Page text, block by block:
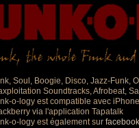
Soul, Boogie, Disco, Jazz-Funk,
Soundtracks, Afrobeat,
o-logy est compatible avec
via l'application Tapatalk
o-logy est également sur